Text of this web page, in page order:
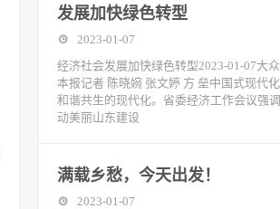
发展加快绿色转型
2023-01-07
经济社会发展加快绿色转型2023-01-07大
本报记者 陈晓婉 张文婷 方 垒中国式现代
和谐共生的现代化。省委经济工作会议强
动美丽山东建设
满载乡愁，今天出发！
2023-01-07